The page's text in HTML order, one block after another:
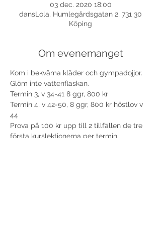
03 dec. 2020 18:00
dansLola, Humlegårdsgatan 2, 731 30
Köping
Om evenemanget
Kom i bekväma kläder och gympadojjor.
Glöm inte vattenflaskan.
Termin 3, v 34-41 8 ggr, 800 kr
Termin 4, v 42-50, 8 ggr, 800 kr höstlov v
44
Prova på 100 kr upp till 2 tillfällen de tre
första kurslektionerna per termin.